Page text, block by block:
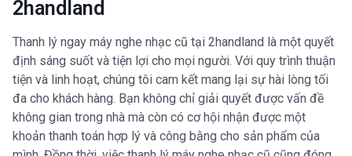
2handland
Thanh lý ngay máy nghe nhạc cũ tại 2handland là một quyết
định sáng suốt và tiện lợi cho mọi người. Với quy trình thuận
tiện và linh hoạt, chúng tôi cam kết mang lại sự hài lòng tối
đa cho khách hàng. Bạn không chỉ giải quyết được vấn đề
không gian trong nhà mà còn có cơ hội nhận được một
khoản thanh toán hợp lý và công bằng cho sản phẩm của